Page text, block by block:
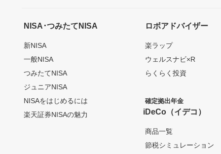
NISA･つみたてNISA
新NISA
一般NISA
つみたてNISA
ジュニアNISA
NISAをはじめるには
楽天証券NISAの魅力
ロボアドバイザー
楽ラップ
ウェルスナビ×R
らくらく投資
確定拠出年金
iDeCo（イデコ）
商品一覧
節税シミュレーション